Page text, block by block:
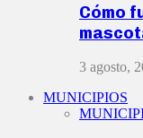
Cómo
3 agosto,
MUNICIPIOS